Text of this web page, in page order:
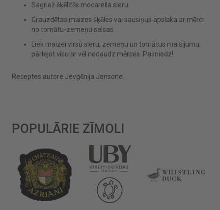
Sagriež šķēlītēs mocarella sieru.
Grauzdētas maizes šķēles vai sausiņus apslaka ar mērci
no tomātu-zemeņu salsas.
Liek maizei virsū sieru, zemeņu un tomātus maisījumu,
pārlejot visu ar vēl nedaudz mērces. Pasniedz!
Receptes autore Jevgēnija Jansone.
POPULĀRIE ZĪMOLI